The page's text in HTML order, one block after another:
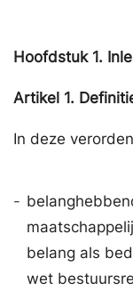
Hoofdstuk 1.
Artikel 1.
In deze
-
belang als
wet